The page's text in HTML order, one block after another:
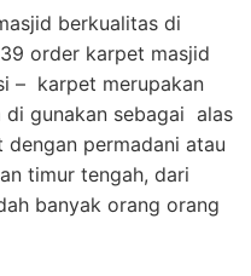
berkualitas di
order karpet masjid
– karpet merupakan
di gunakan sebagai alas
permadani atau
timur tengah, dari
banyak orang orang